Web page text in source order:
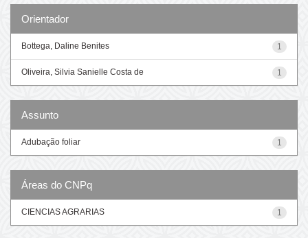
Orientador
1
Bottega, Daline Benites
1
Oliveira, Silvia Sanielle Costa de
Assunto
1
Adubação foliar
Áreas do CNPq
1
CIENCIAS AGRARIAS